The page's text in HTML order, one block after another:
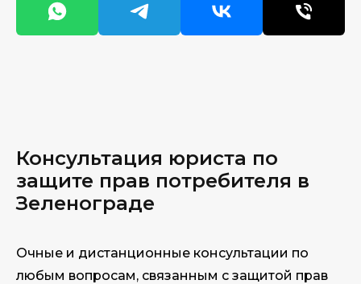
Консультация юриста по
защите прав потребителя в
Зеленограде
Очные и дистанционные консультации по
любым вопросам, связанным с защитой прав